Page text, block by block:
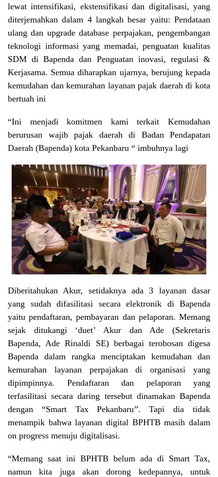
lewat intensifikasi, ekstensifikasi dan digitalisasi, yang
diterjemahkan dalam 4 langkah besar yaitu: Pendataan
ulang dan upgrade database perpajakan, pengembangan
teknologi informasi yang memadai, penguatan kualitas
SDM di Bapenda dan Penguatan inovasi, regulasi &
Kerjasama. Semua diharapkan ujarnya, berujung kepada
kemudahan dan kemurahan layanan pajak daerah di kota
bertuah ini
“Ini menjadi komitmen kami terkait Kemudahan
berurusan wajib pajak daerah di Badan Pendapatan
Daerah (Bapenda) kota Pekanbaru “ imbuhnya lagi
Diberitahukan Akur, setidaknya ada 3 layanan dasar
yang sudah difasilitasi secara elektronik di Bapenda
yaitu pendaftaran, pembayaran dan pelaporan. Memang
sejak ditukangi ‘duet’ Akur dan Ade (Sekretaris
Bapenda, Ade Rinaldi SE) berbagai terobosan digesa
Bapenda dalam rangka menciptakan kemudahan dan
kemurahan layanan perpajakan di organisasi yang
dipimpinnya. Pendaftaran dan pelaporan yang
terfasilitasi secara daring tersebut dinamakan Bapenda
dengan “Smart Tax Pekanbaru”. Tapi dia tidak
menampik bahwa layanan digital BPHTB masih dalam
on progress menuju digitalisasi.
“Memang saat ini BPHTB belum ada di Smart Tax,
namun kita juga akan dorong kedepannya, untuk